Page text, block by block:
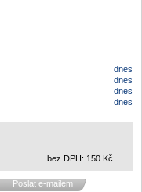
dnes
dnes
dnes
dnes
bez DPH: 150 Kč
Poslat e-mailem